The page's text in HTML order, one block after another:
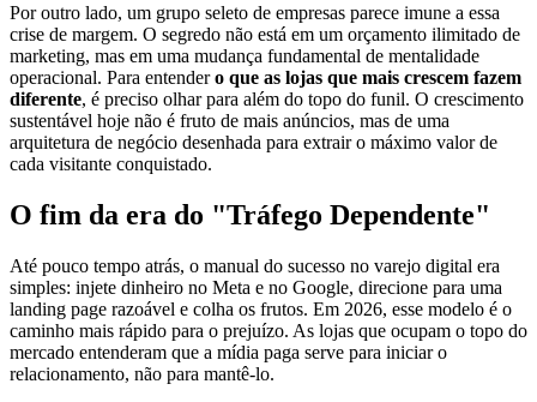
Por outro lado, um grupo seleto de empresas parece imune a essa
crise de margem. O segredo não está em um orçamento ilimitado de
marketing, mas em uma mudança fundamental de mentalidade
operacional. Para entendero que as lojas que mais crescem fazem
diferente, é preciso olhar para além do topo do funil. O crescimento
sustentável hoje não é fruto de mais anúncios, mas de uma
arquitetura de negócio desenhada para extrair o máximo valor de
cada visitante conquistado.
O fim da era do "Tráfego Dependente"
Até pouco tempo atrás, o manual do sucesso no varejo digital era
simples: injete dinheiro no Meta e no Google, direcione para uma
landing page razoável e colha os frutos. Em 2026, esse modelo é o
caminho mais rápido para o prejuízo. As lojas que ocupam o topo do
mercado entenderam que a mídia paga serve para iniciar o
relacionamento, não para mantê-lo.